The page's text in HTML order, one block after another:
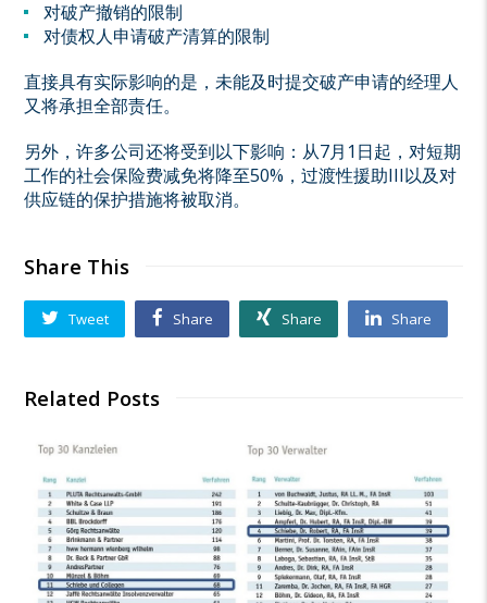
对破产撤销的限制
对债权人申请破产清算的限制
直接具有实际影响的是，未能及时提交破产申请的经理人
又将承担全部责任。
另外，许多公司还将受到以下影响：从7月1日起，对短期
工作的社会保险费减免将降至50%，过渡性援助III以及对
供应链的保护措施将被取消。
Share This
Tweet Share Share Share
Related Posts